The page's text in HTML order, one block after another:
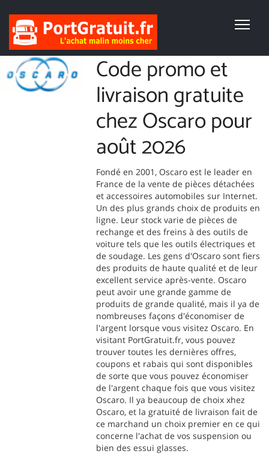
Code promo et
livraison gratuite
chez Oscaro pour
août 2026
Fondé en 2001, Oscaro est le leader en
France de la vente de pièces détachées
et accessoires automobiles sur Internet.
Un des plus grands choix de produits en
ligne. Leur stock varie de pièces de
rechange et des freins à des outils de
voiture tels que les outils électriques et
de soudage. Les gens d'Oscaro sont fiers
des produits de haute qualité et de leur
excellent service après-vente. Oscaro
peut avoir une grande gamme de
produits de grande qualité, mais il ya de
nombreuses façons d'économiser de
l'argent lorsque vous visitez Oscaro. En
visitant PortGratuit.fr, vous pouvez
trouver toutes les dernières offres,
coupons et rabais qui sont disponibles
de sorte que vous pouvez économiser
de l'argent chaque fois que vous visitez
Oscaro. Il ya beaucoup de choix xhez
Oscaro, et la gratuité de livraison fait de
ce marchand un choix premier en ce qui
concerne l'achat de vos suspension ou
bien des essui glasses.